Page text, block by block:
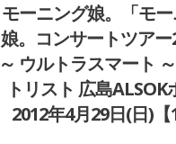
モーニング娘。「モ
娘。コンサートツアー
～ ウルトラスマート
トリスト 広島ALSOK
2012年4月29日(日)【1